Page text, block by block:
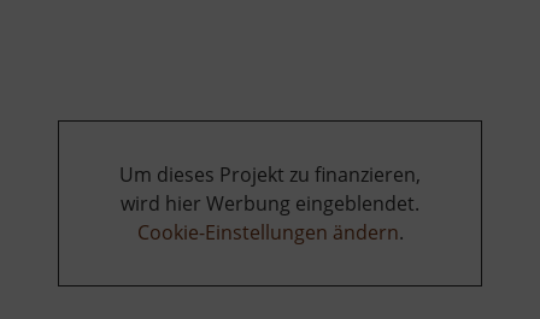
Um dieses Projekt zu finanzieren,
wird hier Werbung eingeblendet.
Cookie-Einstellungen ändern.